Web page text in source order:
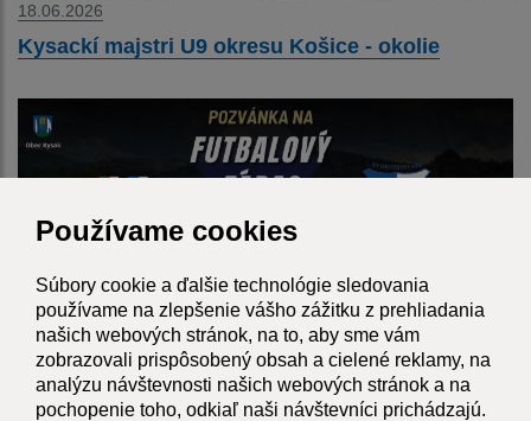
Používame cookies
Súbory cookie a ďalšie technológie sledovania
používame na zlepšenie vášho zážitku z prehliadania
našich webových stránok, na to, aby sme vám
zobrazovali prispôsobený obsah a cielené reklamy, na
analýzu návštevnosti našich webových stránok a na
pochopenie toho, odkiaľ naši návštevníci prichádzajú.
18.06.2026
Kysackí majstri U9 okresu Košice - okolie
22.05.2026